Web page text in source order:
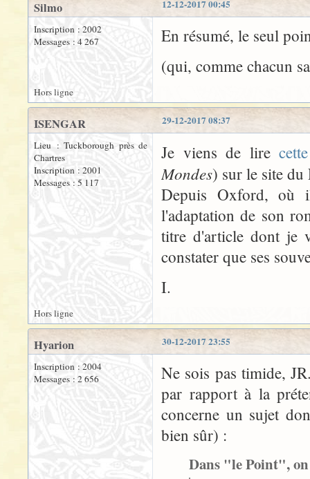
12-12-2017 00:45
Silmo
Inscription : 2002
Messages : 4 267
En résumé, le seul
(qui, comme chacun
Hors ligne
29-12-2017 08:37
ISENGAR
Lieu : Tuckborough près de
Chartres
Inscription : 2001
Messages : 5 117
Je viens de lire
Mondes) sur le site
Depuis Oxford, où
l'adaptation de son
titre d'article dont je
constater que ses
I.
Hors ligne
30-12-2017 23:55
Hyarion
Inscription : 2004
Messages : 2 656
Ne sois pas timide,
par rapport à la
concerne un sujet
bien sûr) :
Dans "le Point",